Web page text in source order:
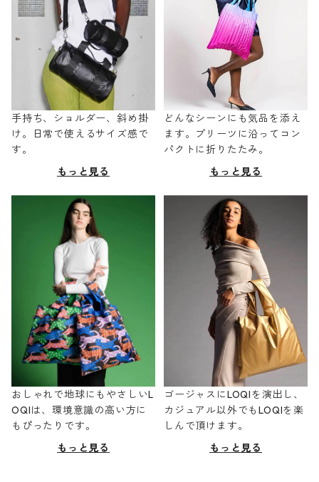
手持ち、ショルダー、斜め掛
け。日常で使えるサイズ感で
す。
もっと見る
どんなシーンにも気品を添え
ます。プリーツに沿ってコン
パクトに折りたたみ。
もっと見る
おしゃれで地球にもやさしいL
OQIは、環境意識の高い方に
もぴったりです。
もっと見る
ゴージャスにLOQIを演出し、
カジュアル以外でもLOQIを楽
しんで頂けます。
もっと見る